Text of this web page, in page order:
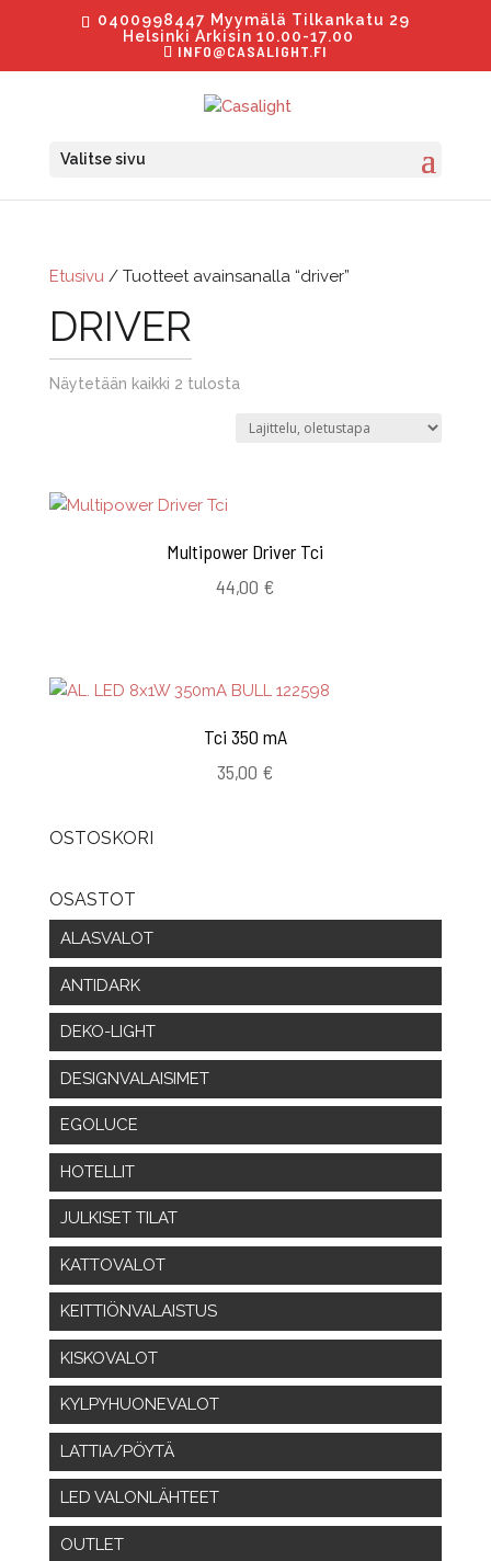
0400998447 Myymälä Tilkankatu 29
Helsinki Arkisin 10.00-17.00
INFO@CASALIGHT.FI
Valitse sivu
Etusivu/ Tuotteet avainsanalla “driver”
DRIVER
Näytetään kaikki 2 tulosta
Multipower Driver Tci
44,00 €
Tci 350 mA
35,00 €
OSTOSKORI
OSASTOT
ALASVALOT
ANTIDARK
DEKO-LIGHT
DESIGNVALAISIMET
EGOLUCE
HOTELLIT
JULKISET TILAT
KATTOVALOT
KEITTIÖNVALAISTUS
KISKOVALOT
KYLPYHUONEVALOT
LATTIA/PÖYTÄ
LED VALONLÄHTEET
OUTLET